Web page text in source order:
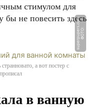
стимулом для
бы не повесить здесь
Ф
О
Т
О:
s
u
p
e
r
p
u
p
e
r
s.
c
o
m
а вот постер с
в ванную